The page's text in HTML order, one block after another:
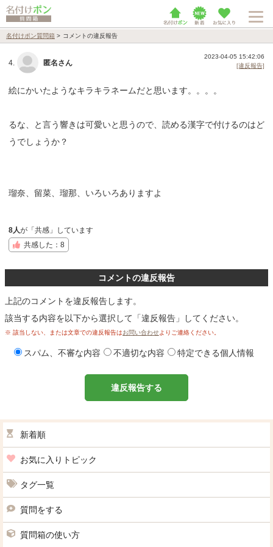
名付けポン質問箱 > コメントの違反報告
4. 匿名さん
2023-04-05 15:42:06
[違反報告]
絵にかいたようなキラキラネームだと思います。。。。
るな、と言う響きは可愛いと思うので、読める漢字で付けるのはど
うでしょうか？
瑠奈、留菜、瑠那、いろいろありますよ
8人が「共感」しています
共感した：8
コメントの違反報告
上記のコメントを違反報告します。
該当する内容を以下から選択して「違反報告」してください。
※ 該当しない、または文章での違反報告はお問い合わせよりご連絡ください。
スパム、不審な内容 不適切な内容 特定できる個人情報
違反報告する
新着順
お気に入りトピック
タグ一覧
質問をする
質問箱の使い方